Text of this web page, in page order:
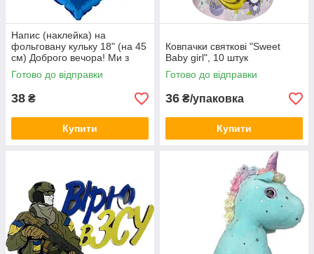
Напис (наклейка) на
фольговану кульку 18" (на 45
см) Доброго вечора! Ми з
України! (будь-який колір)
Готово до відправки
38 ₴
Купити
Ковпачки святкові "Sweet
Baby girl", 10 штук
Готово до відправки
36 ₴/упаковка
Купити